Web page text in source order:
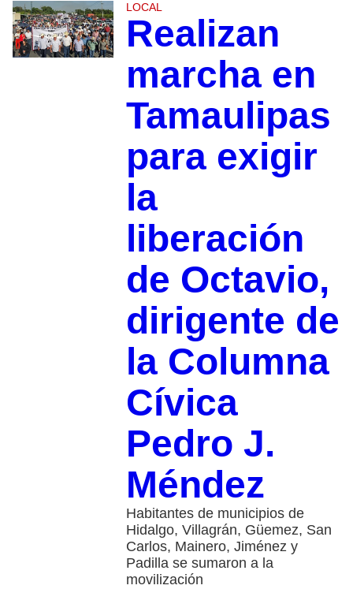
LOCAL
Realizan
marcha en
Tamaulipas
para exigir
la
liberación
de Octavio,
dirigente de
la Columna
Cívica
Pedro J.
Méndez
Habitantes de municipios de
Hidalgo, Villagrán, Güemez, San
Carlos, Mainero, Jiménez y
Padilla se sumaron a la
movilización